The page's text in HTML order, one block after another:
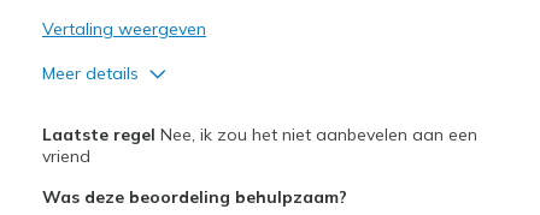
Vertaling weergeven
Meer details
Attractive Design
Stylish
Laatste regel Nee, ik zou het niet aanbevelen aan een
vriend
Was deze beoordeling behulpzaam?